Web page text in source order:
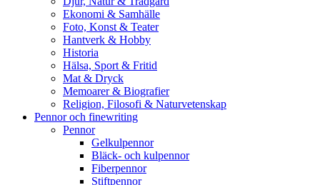
Ekonomi & Samhälle
Foto, Konst & Teater
Hantverk & Hobby
Historia
Hälsa, Sport & Fritid
Mat & Dryck
Memoarer & Biografier
Religion, Filosofi & Naturvetenskap
Pennor och finewriting
Pennor
Gelkulpennor
Bläck- och kulpennor
Fiberpennor
Stiftpennor